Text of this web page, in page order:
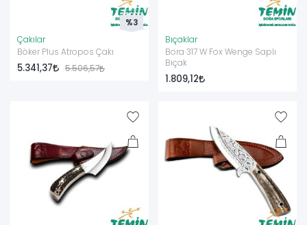
Çakılar
Böker Plus Atropos Çakı
5.341,37 5.506,57
%3
Bıçaklar
Bora 317 W Fox Wenge Saplı
Bıçak
1.809,12